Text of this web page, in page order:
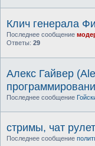
Клич генерала
Последнее сообщение
Ответы: 29
Алекс Гайвер
Последнее сообщение
стримы, чат
Последнее сообщение